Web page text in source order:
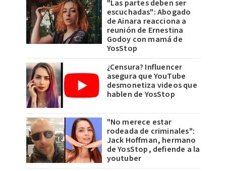
"Las partes deben ser
escuchadas": Abogado
de Ainara reacciona a
reunión de Ernestina
Godoy con mamá de
YosStop
¿Censura? Influencer
asegura que YouTube
desmonetiza videos que
hablen de YosStop
"No merece estar
rodeada de criminales":
Jack Hoffman, hermano
de YosStop, defiende a la
youtuber